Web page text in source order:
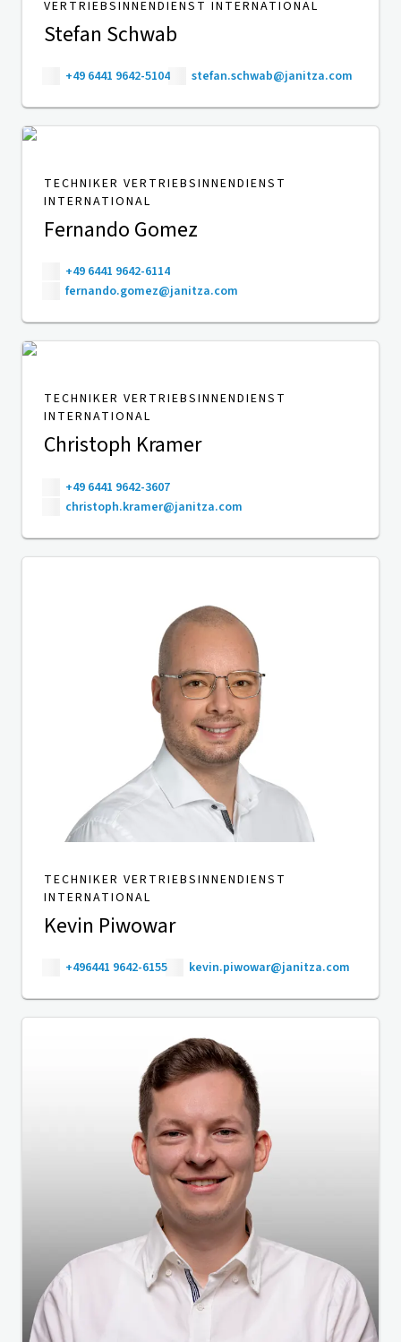
VERTRIEBSINNENDIENST INTERNATIONAL
Stefan Schwab
+49 6441 9642-5104 stefan.schwab@janitza.com
TECHNIKER VERTRIEBSINNENDIENST
INTERNATIONAL
Fernando Gomez
+49 6441 9642-6114
fernando.gomez@janitza.com
TECHNIKER VERTRIEBSINNENDIENST
INTERNATIONAL
Christoph Kramer
+49 6441 9642-3607
christoph.kramer@janitza.com
TECHNIKER VERTRIEBSINNENDIENST
INTERNATIONAL
Kevin Piwowar
+496441 9642-6155 kevin.piwowar@janitza.com